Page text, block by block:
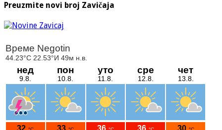
Preuzmite novi broj Zavičaja